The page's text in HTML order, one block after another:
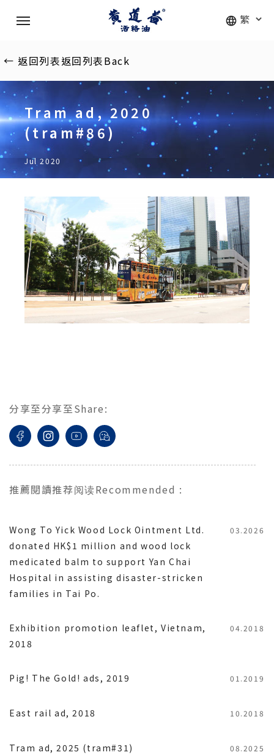
content
Menu
← 返回列表返回列表Back
Tram ad, 2020
(tram#86)
Jul 2020
分享至分享至Share:
推薦閱讀推荐阅读Recommended :
Wong To Yick Wood Lock Ointment Ltd.
donated HK$1 million and wood lock
medicated balm to support Yan Chai
Hospital in assisting disaster-stricken
families in Tai Po.
03.2026
Exhibition promotion leaflet, Vietnam,
2018
04.2018
Pig! The Gold! ads, 2019 01.2019
East rail ad, 2018 10.2018
Tram ad, 2025 (tram#31) 08.2025